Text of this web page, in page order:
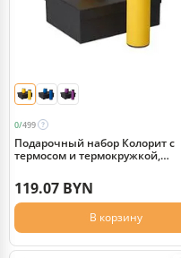
0/499
Подарочный набор Колорит с
термосом и термокружкой,
119.07 BYN
В корзину